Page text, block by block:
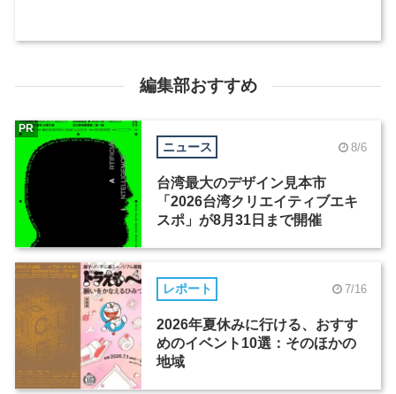
編集部おすすめ
ニュース 8/6
台湾最大のデザイン見本市
「2026台湾クリエイティブエキ
スポ」が8月31日まで開催
PR
レポート 7/16
2026年夏休みに行ける、おすす
めのイベント10選：そのほかの
地域